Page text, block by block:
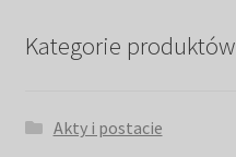
Kategorie produktów
Akty i postacie